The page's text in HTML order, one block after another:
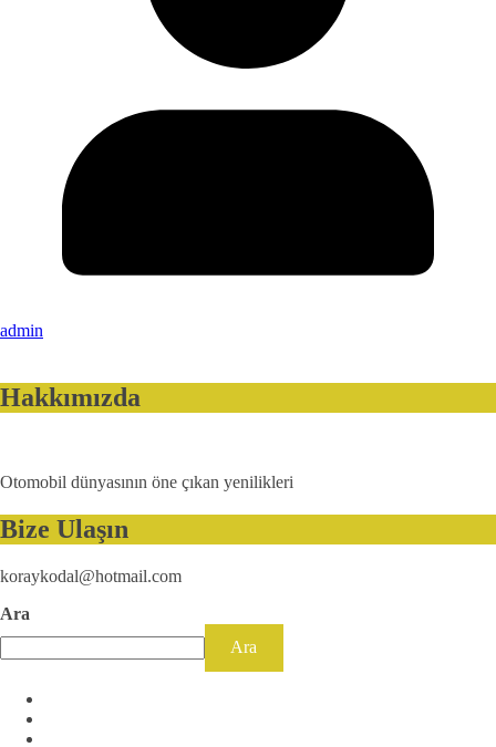
admin
Hakkımızda
Otomobil dünyasının öne çıkan yenilikleri
Bize Ulaşın
koraykodal@hotmail.com
Ara
Ara